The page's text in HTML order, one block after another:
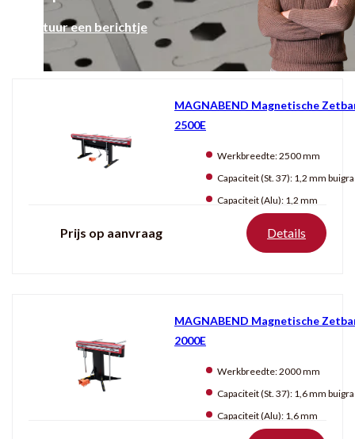
MAGNABEND Magnetische
2500E
Werkbreedte:2500 mm
Capaciteit (St. 37): 1,2 mm buigradius:
Capaciteit (Alu): 1,2 mm
Prijs op aanvraag Details
MAGNABEND Magnetische
2000E
Werkbreedte:2000 mm
Capaciteit (St. 37): 1,6 mm buigradius:
Capaciteit (Alu): 1,6 mm
Stuur een berichtje